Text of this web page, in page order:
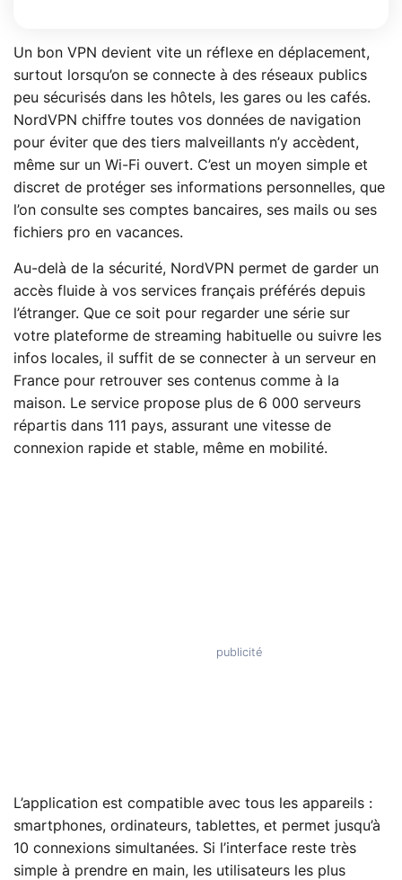
Un bon VPN devient vite un réflexe en déplacement,
surtout lorsqu’on se connecte à des réseaux publics
peu sécurisés dans les hôtels, les gares ou les cafés.
NordVPN chiffre toutes vos données de navigation
pour éviter que des tiers malveillants n’y accèdent,
même sur un Wi-Fi ouvert. C’est un moyen simple et
discret de protéger ses informations personnelles, que
l’on consulte ses comptes bancaires, ses mails ou ses
fichiers pro en vacances.
Au-delà de la sécurité, NordVPN permet de garder un
accès fluide à vos services français préférés depuis
l’étranger. Que ce soit pour regarder une série sur
votre plateforme de streaming habituelle ou suivre les
infos locales, il suffit de se connecter à un serveur en
France pour retrouver ses contenus comme à la
maison. Le service propose plus de 6 000 serveurs
répartis dans 111 pays, assurant une vitesse de
connexion rapide et stable, même en mobilité.
L’application est compatible avec tous les appareils :
smartphones, ordinateurs, tablettes, et permet jusqu’à
10 connexions simultanées. Si l’interface reste très
simple à prendre en main, les utilisateurs les plus